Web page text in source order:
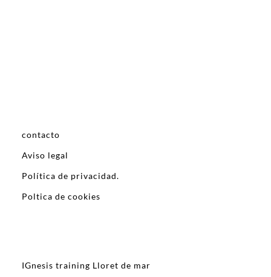
contacto
Aviso legal
Política de privacidad.
Poltica de cookies
IGnesis training Lloret de mar